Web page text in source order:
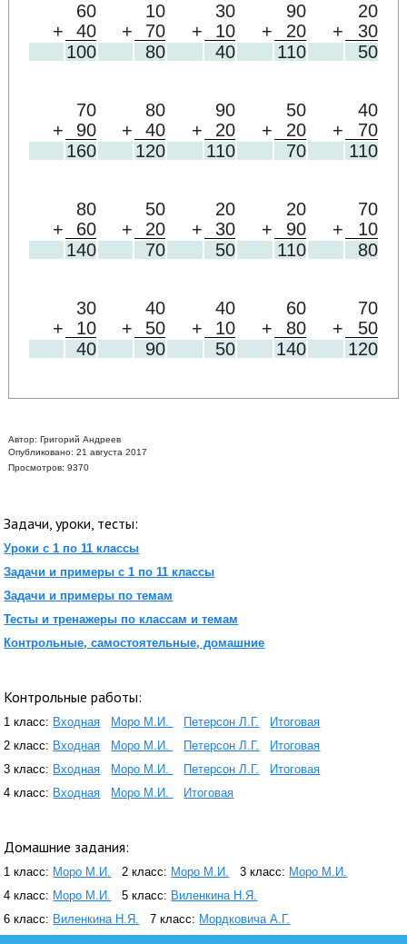
60 10 30 90
20
+
40 + 70 + 10 + 20 +
30
100
80 40 110 50
70 80 90 50
40
+
90 + 40 + 20 + 20 +
70
160
120 110 70 110
80 50 20 20
70
+
60 + 20 + 30 + 90 +
10
140
70 50 110 80
30 40 40 60
70
+
10 + 50 + 10 + 80 +
50
40
90 50 140 120
Автор: Григорий Андреев
Опубликовано: 21 августа 2017
Просмотров: 9370
Задачи, уроки, тесты:
Уроки с 1 по 11 классы
Задачи и примеры с 1 по 11 классы
Задачи и примеры по темам
Тесты и тренажеры по классам и темам
Контрольные, самостоятельные, домашние
Контрольные работы:
1 класс: Входная Моро М.И. Петерсон Л.Г.
Итоговая
2 класс: Входная Моро М.И. Петерсон Л.Г.
Итоговая
3 класс: Входная Моро М.И. Петерсон Л.Г.
Итоговая
4 класс: Входная Моро М.И. Итоговая
Домашние задания:
1 класс: Моро М.И. 2 класс: Моро М.И. 3 класс: Моро М.И.
4 класс: Моро М.И. 5 класс: Виленкина Н.Я.
6 класс: Виленкина Н.Я. 7 класс: Мордковича А.Г.